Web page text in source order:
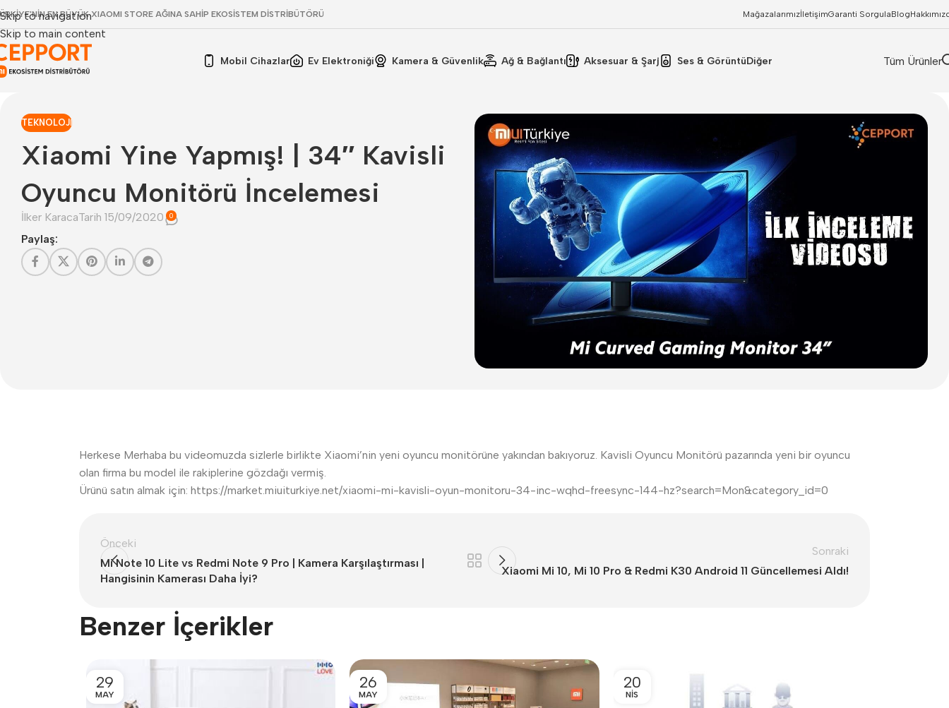
Skip to navigation
Skip to main content
EN BÜYÜK XIAOMI STORE AĞINA SAHİP EKOSİSTEM DİSTRİBÜTÖRÜ MağazalarımızİletişimGaranti SorgulaBlog
Mobil Cihazlar Ev Elektroniği Kamera & Güvenlik Ağ & Bağlantı Aksesuar & Şarj Ses & GörüntüDiğer Tüm Ürünler
TEKNOLOJI
Xiaomi Yine Yapmış! | 34″ Kavisli
Oyuncu Monitörü İncelemesi
İlker KaracaTarih 15/09/2020 0
Paylaş:
Herkese Merhaba bu videomuzda sizlerle birlikte Xiaomi’nin yeni oyuncu monitörüne yakından bakıyoruz. Kavisli Oyuncu Monitörü pazarında yeni bir oyuncu
olan firma bu model ile rakiplerine gözdağı vermiş.
Ürünü satın almak için: https://market.miuiturkiye.net/xiaomi-mi-kavisli-oyun-monitoru-34-inc-wqhd-freesync-144-hz?search=Mon&category_id=0
Önceki
Mi Note 10 Lite vs Redmi Note 9 Pro | Kamera Karşılaştırması |
Hangisinin Kamerası Daha İyi?
Sonraki
Xiaomi Mi 10, Mi 10 Pro & Redmi K30 Android 11 Güncellemesi Aldı!
Benzer İçerikler
29
MAY
26
MAY
20
NIS